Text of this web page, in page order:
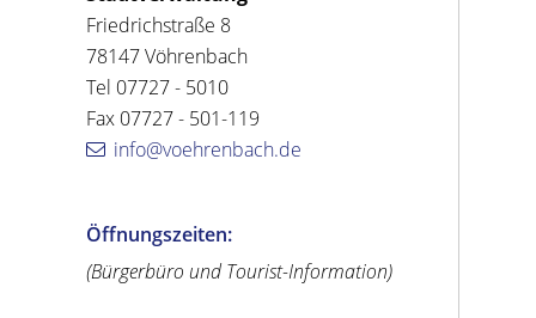
Friedrichstraße 8
78147 Vöhrenbach
Tel 07727 - 5010
Fax 07727 - 501-119
info@voehrenbach.de
Öffnungszeiten:
(Bürgerbüro und Tourist-Information)